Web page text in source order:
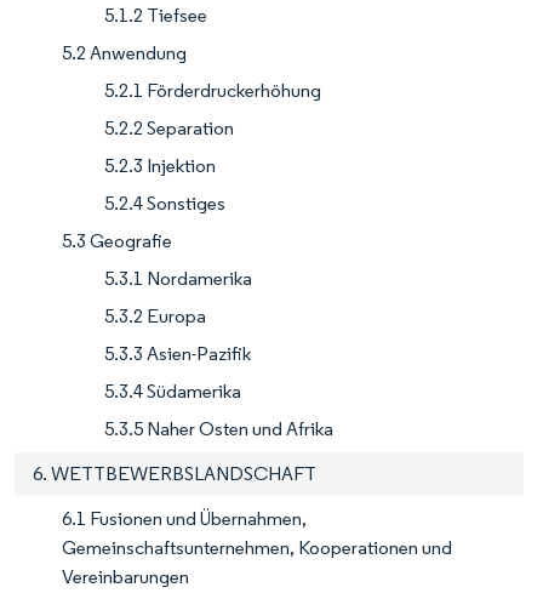
5.1.2 Tiefsee
5.2 Anwendung
5.2.1 Förderdruckerhöhung
5.2.2 Separation
5.2.3 Injektion
5.2.4 Sonstiges
5.3 Geografie
5.3.1 Nordamerika
5.3.2 Europa
5.3.3 Asien-Pazifik
5.3.4 Südamerika
5.3.5 Naher Osten und Afrika
6. WETTBEWERBSLANDSCHAFT
6.1 Fusionen und Übernahmen,
Gemeinschaftsunternehmen, Kooperationen und
Vereinbarungen